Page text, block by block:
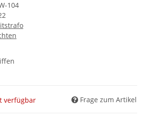
104
verfügbar Frage zum Artikel